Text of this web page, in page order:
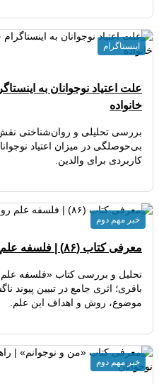
علت اعتیاد نوجوانان به
خانواده
بررسی تحلیلی و روان‌شناختی
بی‌حوصلگی در میزان اعتیاد
کاربردی برای والدین.
اینستاگرام
معرفی کتاب (۸۶) | فلسفه علم روانشناسی
تحلیل و بررسی کتاب «فلسفه
باقری؛ اثری جامع در تبیین
موضوع، روش و اهداف این علم.
خبر مهم دوم
خبر مهم دوم